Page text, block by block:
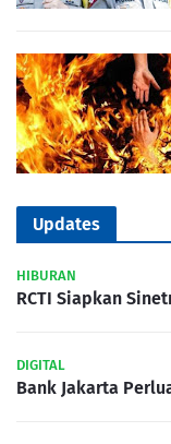
Updates
HIBURAN
RCTI Siapkan
DIGITAL
Bank Jakarta